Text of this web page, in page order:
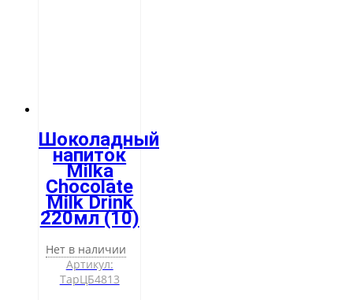
Шоколадный
напиток
Milka
Chocolate
Milk Drink
220мл (10)
Нет в наличии
Артикул:
ТарЦБ4813